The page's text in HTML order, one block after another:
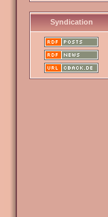
Syndication